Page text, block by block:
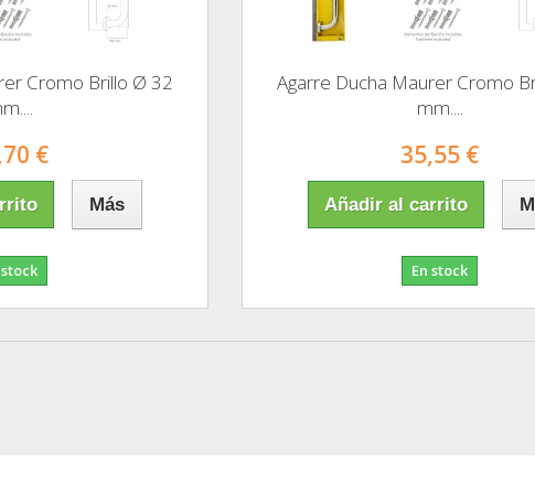
Cromo Brillo Ø 32
€
Más
stock
Agarre Ducha Maurer Cromo
mm....
35,55 €
Añadir al carrito
En stock